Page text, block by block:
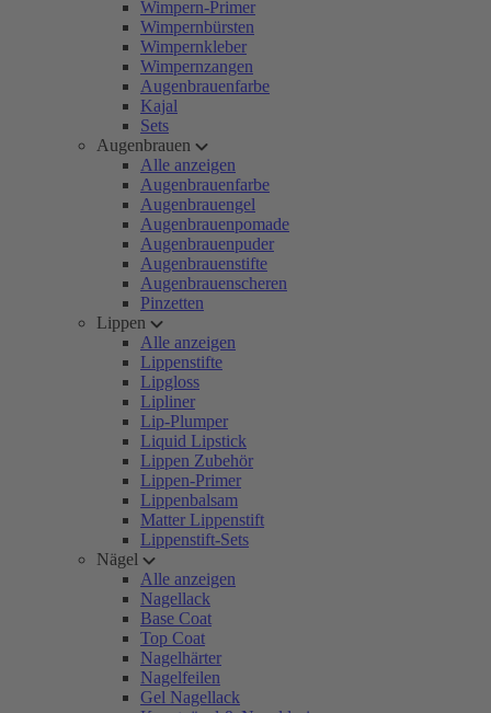
Wimpern-Primer
Wimpernbürsten
Wimpernkleber
Wimpernzangen
Augenbrauenfarbe
Kajal
Sets
Augenbrauen
Alle anzeigen
Augenbrauenfarbe
Augenbrauengel
Augenbrauenpomade
Augenbrauenpuder
Augenbrauenstifte
Augenbrauenscheren
Pinzetten
Lippen
Alle anzeigen
Lippenstifte
Lipgloss
Lipliner
Lip-Plumper
Liquid Lipstick
Lippen Zubehör
Lippen-Primer
Lippenbalsam
Matter Lippenstift
Lippenstift-Sets
Nägel
Alle anzeigen
Nagellack
Base Coat
Top Coat
Nagelhärter
Nagelfeilen
Gel Nagellack